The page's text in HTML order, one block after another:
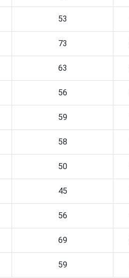
53
73
63
56
59
58
50
45
56
69
59